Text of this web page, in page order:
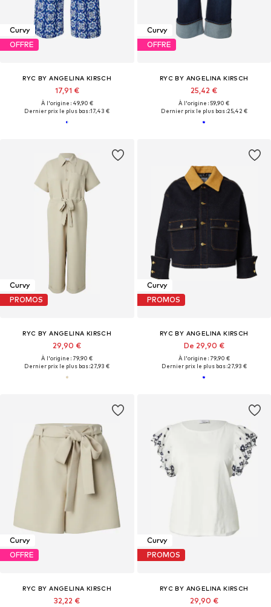
Curvy
OFFRE
RYC BY ANGELINA KIRSCH
17,91 €
À l'origine : 49,90 €
Dernier prix le plus bas :17,43 €
Curvy
OFFRE
RYC BY ANGELINA KIRSCH
25,42 €
À l'origine : 59,90 €
Dernier prix le plus bas :25,42 €
Curvy
PROMOS
RYC BY ANGELINA KIRSCH
29,90 €
À l'origine : 79,90 €
Dernier prix le plus bas :27,93 €
Curvy
PROMOS
RYC BY ANGELINA KIRSCH
De 29,90 €
À l'origine : 79,90 €
Dernier prix le plus bas :27,93 €
Curvy
OFFRE
RYC BY ANGELINA KIRSCH
32,22 €
Curvy
PROMOS
RYC BY ANGELINA KIRSCH
29,90 €